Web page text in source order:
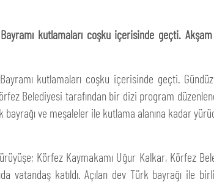
Bayramı kutlamaları coşku içerisinde geçti.
kutlamaları coşku içerisinde geçti.
Belediyesi tarafından bir dizi program
ve meşaleler ile kutlama alanına kadar
Körfez Kaymakamı Uğur Kalkar, Körfez
vatandaş katıldı. Açılan dev Türk bayrağı ile